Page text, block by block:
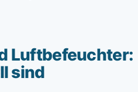
Luftbefeuchter:
sind